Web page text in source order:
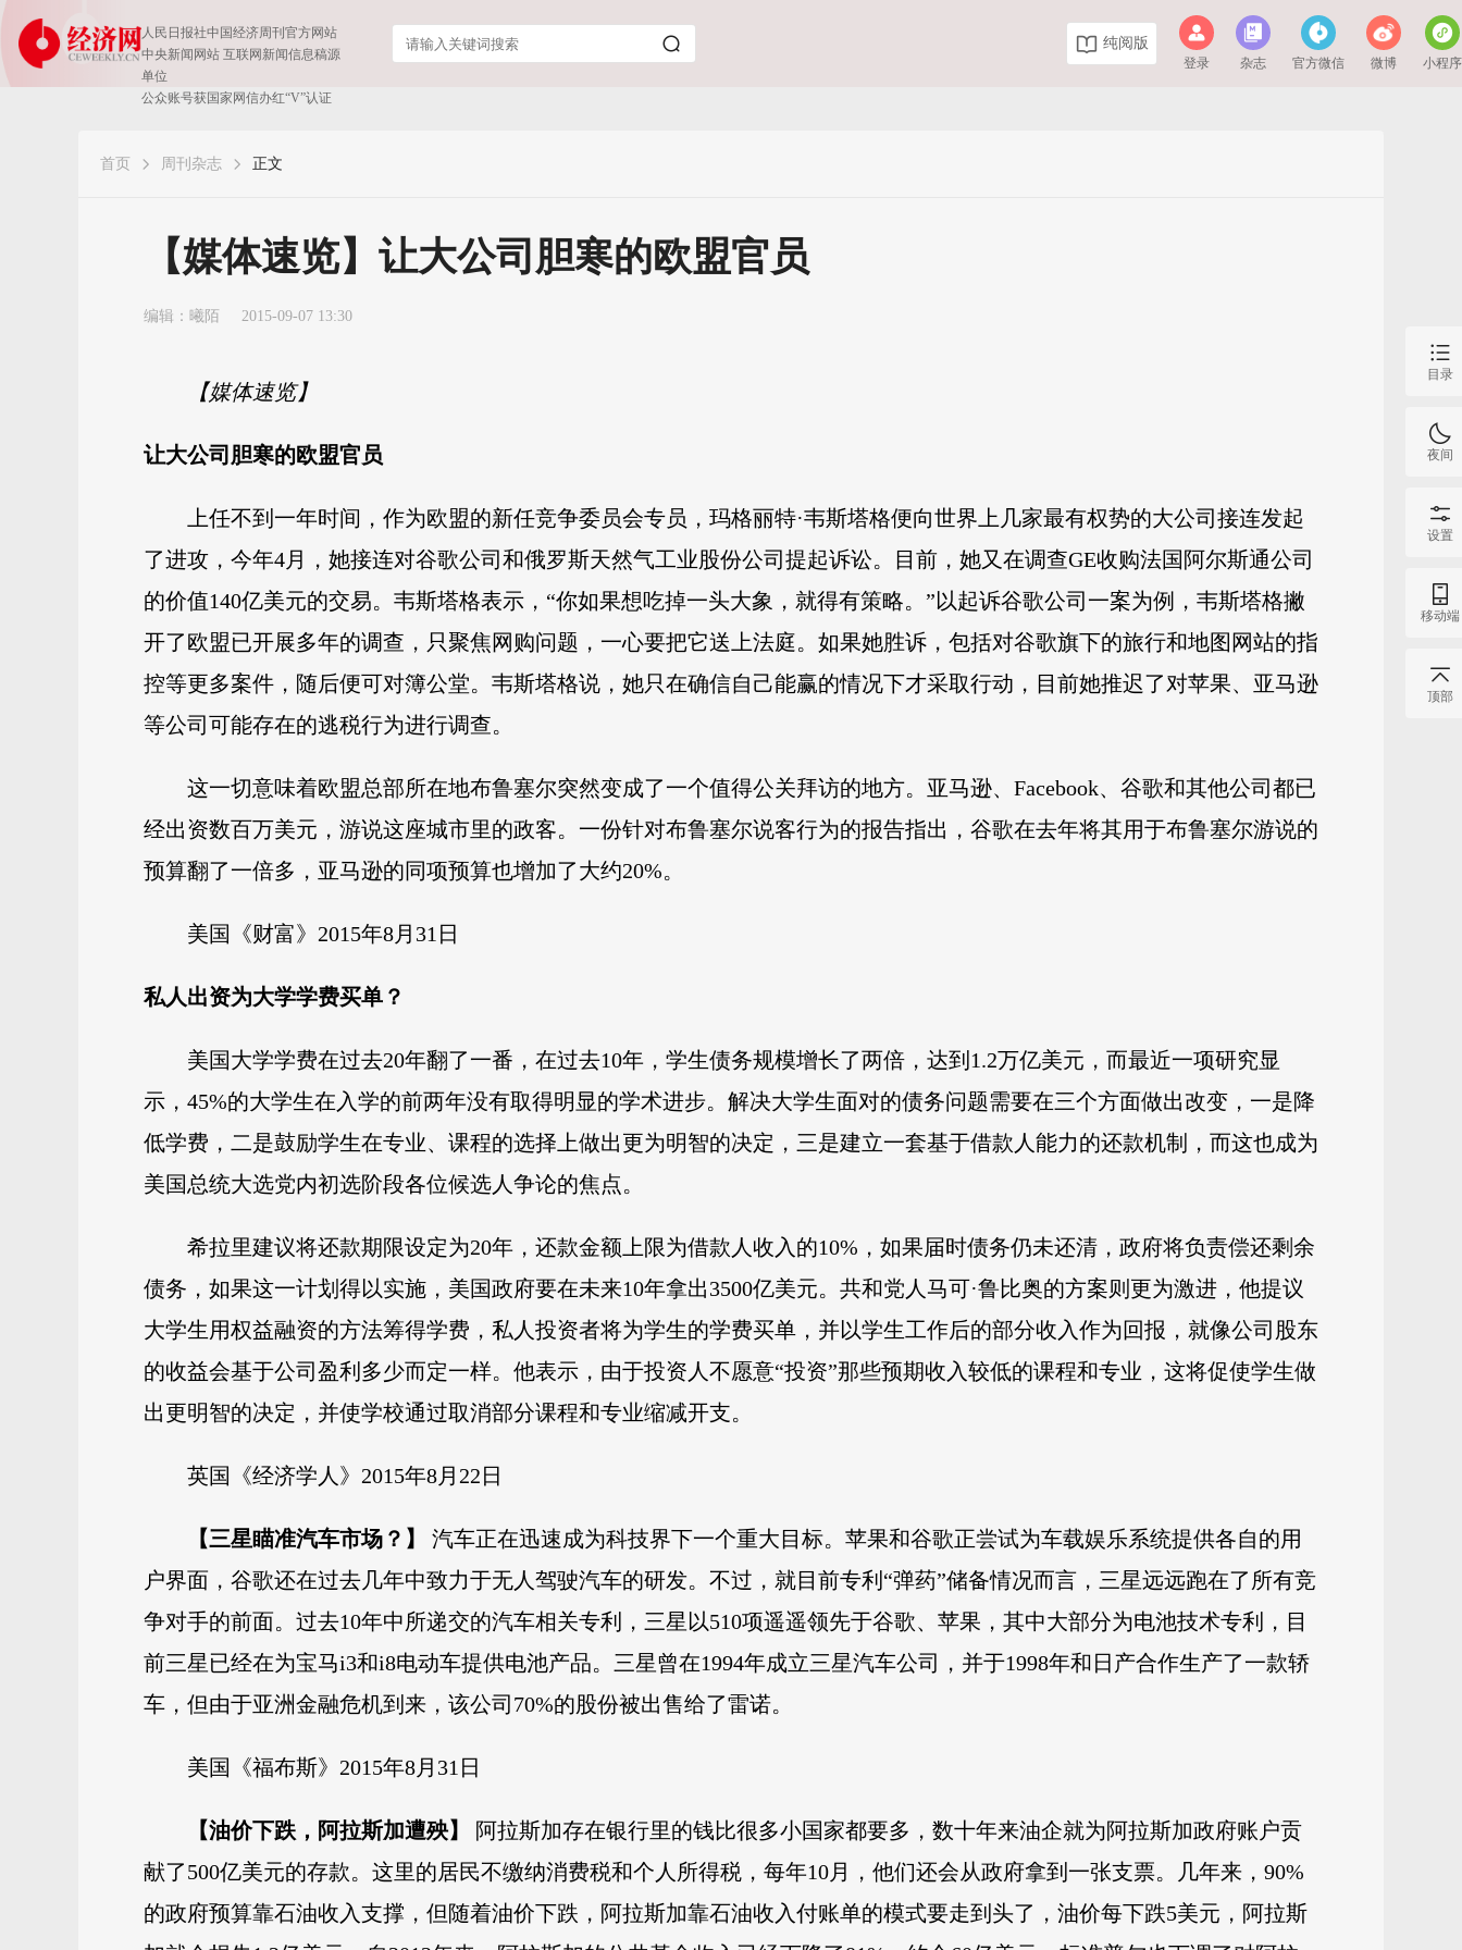
人民日报社中国经济周刊官方网站
中央新闻网站 互联网新闻信息稿源
单位
公众账号获国家网信办红“V”认证
纯阅版
登录 杂志 官方微信 微博 小程序
首页 周刊杂志 正文
【媒体速览】让大公司胆寒的欧盟官员
编辑：曦陌 2015-09-07 13:30
【媒体速览】
让大公司胆寒的欧盟官员
上任不到一年时间，作为欧盟的新任竞争委员会专员，玛格丽特·韦斯塔格便向世界上几家最有权势的大公司接连发起
了进攻，今年4月，她接连对谷歌公司和俄罗斯天然气工业股份公司提起诉讼。目前，她又在调查GE收购法国阿尔斯通公司
的价值140亿美元的交易。韦斯塔格表示，“你如果想吃掉一头大象，就得有策略。”以起诉谷歌公司一案为例，韦斯塔格撇
开了欧盟已开展多年的调查，只聚焦网购问题，一心要把它送上法庭。如果她胜诉，包括对谷歌旗下的旅行和地图网站的指
控等更多案件，随后便可对簿公堂。韦斯塔格说，她只在确信自己能赢的情况下才采取行动，目前她推迟了对苹果、亚马逊
等公司可能存在的逃税行为进行调查。
这一切意味着欧盟总部所在地布鲁塞尔突然变成了一个值得公关拜访的地方。亚马逊、Facebook、谷歌和其他公司都已
经出资数百万美元，游说这座城市里的政客。一份针对布鲁塞尔说客行为的报告指出，谷歌在去年将其用于布鲁塞尔游说的
预算翻了一倍多，亚马逊的同项预算也增加了大约20%。
美国《财富》2015年8月31日
私人出资为大学学费买单？
美国大学学费在过去20年翻了一番，在过去10年，学生债务规模增长了两倍，达到1.2万亿美元，而最近一项研究显
示，45%的大学生在入学的前两年没有取得明显的学术进步。解决大学生面对的债务问题需要在三个方面做出改变，一是降
低学费，二是鼓励学生在专业、课程的选择上做出更为明智的决定，三是建立一套基于借款人能力的还款机制，而这也成为
美国总统大选党内初选阶段各位候选人争论的焦点。
希拉里建议将还款期限设定为20年，还款金额上限为借款人收入的10%，如果届时债务仍未还清，政府将负责偿还剩余
债务，如果这一计划得以实施，美国政府要在未来10年拿出3500亿美元。共和党人马可·鲁比奥的方案则更为激进，他提议
大学生用权益融资的方法筹得学费，私人投资者将为学生的学费买单，并以学生工作后的部分收入作为回报，就像公司股东
的收益会基于公司盈利多少而定一样。他表示，由于投资人不愿意“投资”那些预期收入较低的课程和专业，这将促使学生做
出更明智的决定，并使学校通过取消部分课程和专业缩减开支。
英国《经济学人》2015年8月22日
【三星瞄准汽车市场？】
汽车正在迅速成为科技界下一个重大目标。苹果和谷歌正尝试为车载娱乐系统提供各自的用
户界面，谷歌还在过去几年中致力于无人驾驶汽车的研发。不过，就目前专利“弹药”储备情况而言，三星远远跑在了所有竞
争对手的前面。过去10年中所递交的汽车相关专利，三星以510项遥遥领先于谷歌、苹果，其中大部分为电池技术专利，目
前三星已经在为宝马i3和i8电动车提供电池产品。三星曾在1994年成立三星汽车公司，并于1998年和日产合作生产了一款轿
车，但由于亚洲金融危机到来，该公司70%的股份被出售给了雷诺。
美国《福布斯》2015年8月31日
【油价下跌，阿拉斯加遭殃】
阿拉斯加存在银行里的钱比很多小国家都要多，数十年来油企就为阿拉斯加政府账户贡
献了500亿美元的存款。这里的居民不缴纳消费税和个人所得税，每年10月，他们还会从政府拿到一张支票。几年来，90%
的政府预算靠石油收入支撑，但随着油价下跌，阿拉斯加靠石油收入付账单的模式要走到头了，油价每下跌5美元，阿拉斯
目录
夜间
设置
移动端
顶部